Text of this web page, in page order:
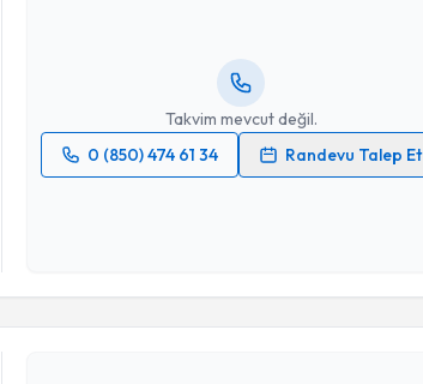
Takvim mevcut değil.
0 (850) 474 61 34
Randevu Talep Et
Randevu Takvimi Talebi